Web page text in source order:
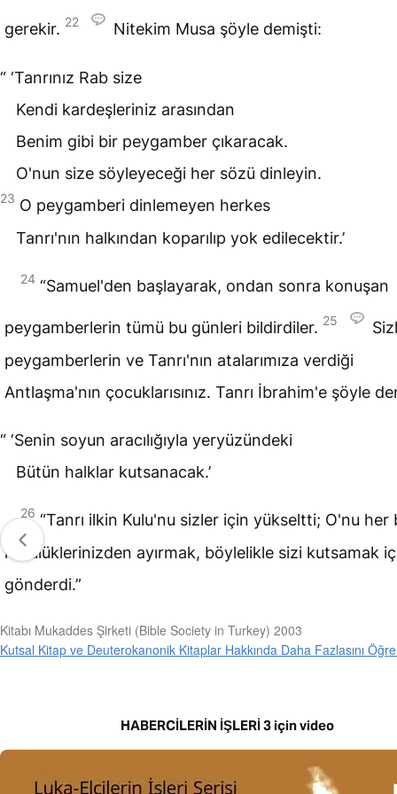
gerekir. 22 Nitekim Musa şöyle demişti:
“ ‘Tanrınız Rab size
Kendi kardeşleriniz arasından
Benim gibi bir peygamber çıkaracak.
O'nun size söyleyeceği her sözü dinleyin.
23 O peygamberi dinlemeyen herkes
Tanrı'nın halkından koparılıp yok edilecektir.’
24 “Samuel'den başlayarak, ondan sonra konuşan
peygamberlerin tümü bu günleri bildirdiler. 25
peygamberlerin ve Tanrı'nın atalarımıza verdiği
Antlaşma'nın çocuklarısınız. Tanrı İbrahim'e şöyle
“ ‘Senin soyun aracılığıyla yeryüzündeki
Bütün halklar kutsanacak.’
26 “Tanrı ilkin Kulu'nu sizler için yükseltti; O'nu her
kötülüklerinizden ayırmak, böylelikle sizi kutsamak
gönderdi.”
Kitabı Mukaddes Şirketi (Bible Society in Turkey) 2003
Kutsal Kitap ve Deuterokanonik Kitaplar Hakkında Daha Fazlasını
HABERCİLERİN İŞLERİ 3 için video